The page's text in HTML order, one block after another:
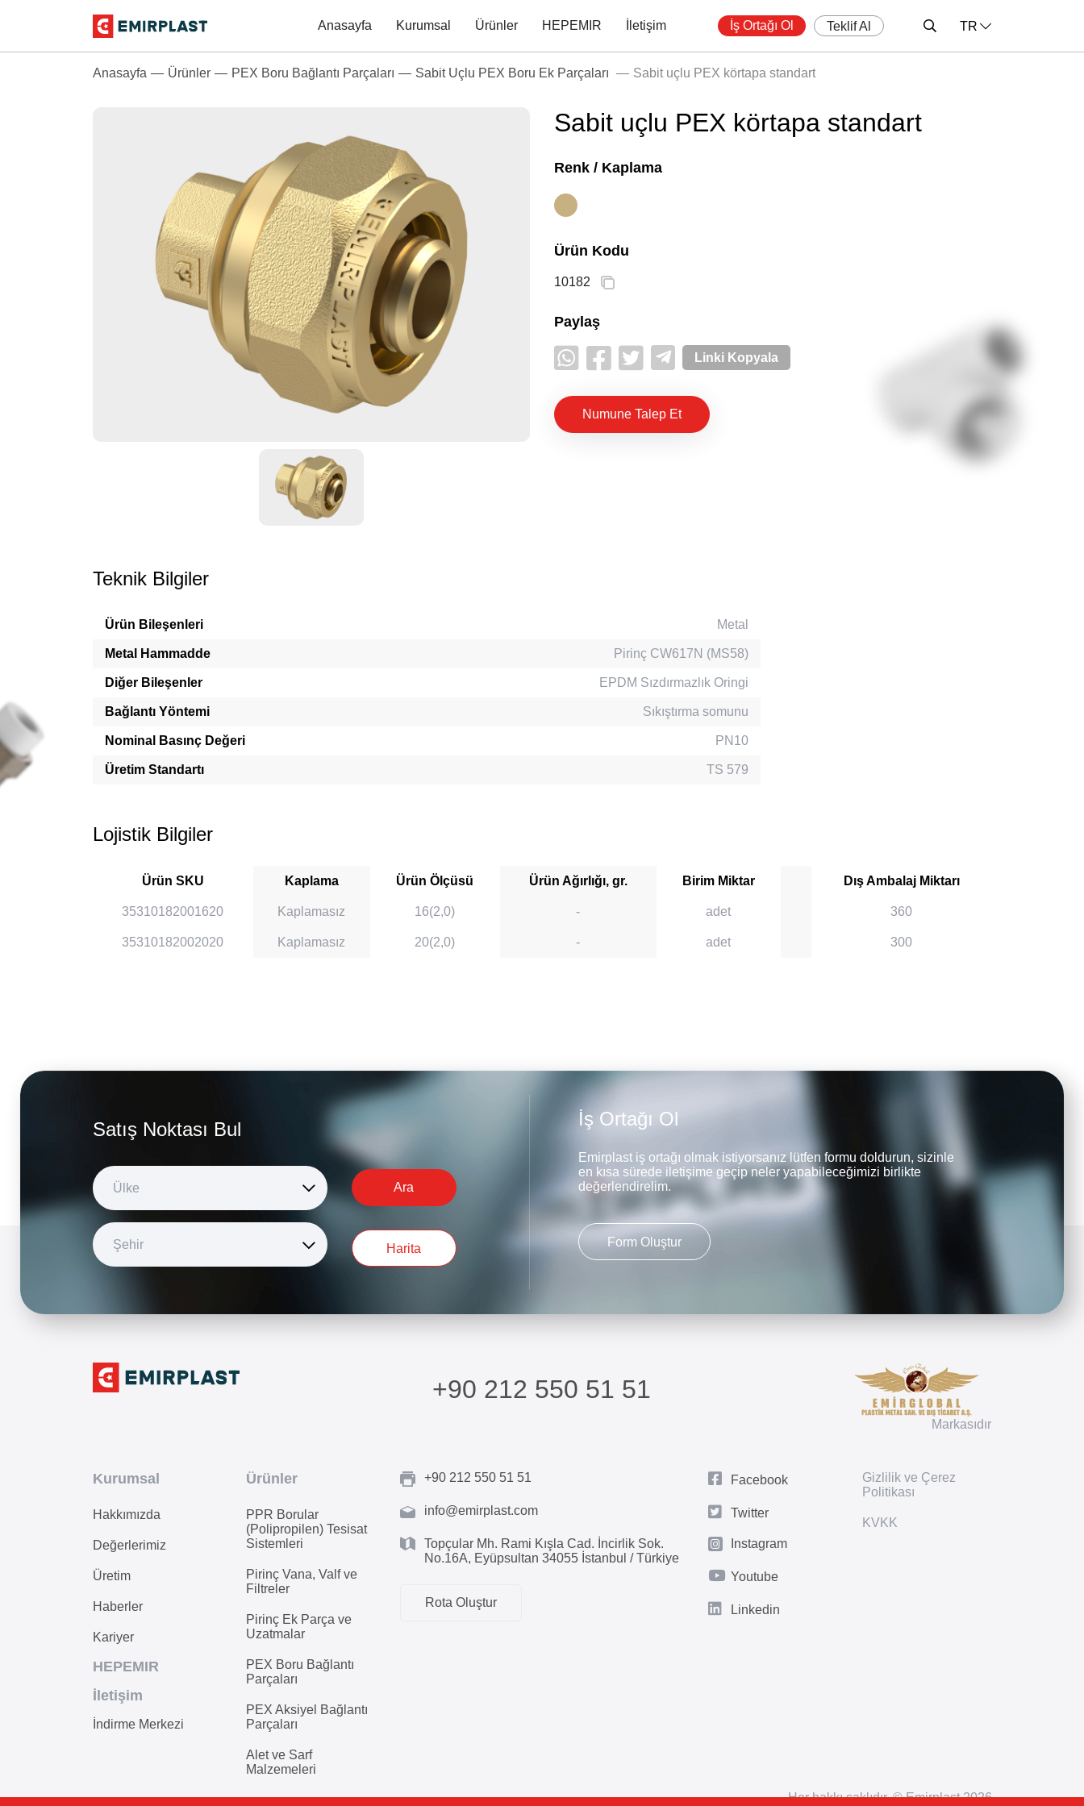
TR
İş Ortağı Ol Teklif Al
Anasayfa Kurumsal Ürünler HEPEMIR İletişim
Anasayfa Ürünler PEX Boru Bağlantı Parçaları Sabit Uçlu PEX Boru Ek Parçaları Sabit uçlu PEX körtapa standart
Sabit uçlu PEX körtapa standart
Renk / Kaplama
Ürün Kodu
10182
Paylaş
Linki Kopyala
Numune Talep Et
Teknik Bilgiler
Ürün Bileşenleri Metal
Metal Hammadde Pirinç CW617N (MS58)
Diğer Bileşenler EPDM Sızdırmazlık Oringi
Bağlantı Yöntemi Sıkıştırma somunu
Nominal Basınç Değeri PN10
Üretim Standartı TS 579
Lojistik Bilgiler
Ürün SKU Kaplama Ürün Ölçüsü Ürün Ağırlığı, gr. Birim Miktar Dış Ambalaj Miktarı
35310182001620 Kaplamasız 16(2,0) - adet 360
35310182002020 Kaplamasız 20(2,0) - adet 300
Satış Noktası Bul
Ülke Ara
Şehir Harita
İş Ortağı Ol
Emirplast iş ortağı olmak istiyorsanız lütfen formu doldurun, sizinle
en kısa sürede iletişime geçip neler yapabileceğimizi birlikte
değerlendirelim.
Form Oluştur
+90 212 550 51 51
Markasıdır
Kurumsal
Hakkımızda
Değerlerimiz
Üretim
Haberler
Kariyer
HEPEMIR
İletişim
İndirme Merkezi
Ürünler
PPR Borular
(Polipropilen) Tesisat
Sistemleri
Pirinç Vana, Valf ve
Filtreler
Pirinç Ek Parça ve
Uzatmalar
PEX Boru Bağlantı
Parçaları
PEX Aksiyel Bağlantı
Parçaları
Alet ve Sarf
Malzemeleri
+90 212 550 51 51
info@emirplast.com
Topçular Mh. Rami Kışla Cad. İncirlik Sok.
No.16A, Eyüpsultan 34055 İstanbul / Türkiye
Rota Oluştur
Facebook
Twitter
Instagram
Youtube
Linkedin
Gizlilik ve Çerez
Politikası
KVKK
Her hakkı saklıdır. © Emirplast 2026